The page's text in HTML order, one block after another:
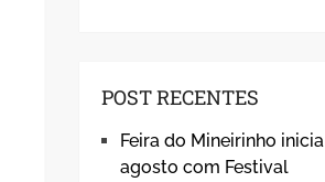
POST RECENTES
Feira do Mineirinho inicia
agosto com Festival